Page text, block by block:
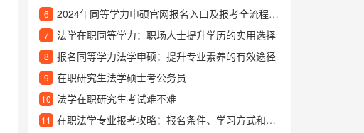
6 2024年同等学力申硕官网报名入口及报考全流程指南
7 法学在职同等学力：职场人士提升学历的实用选择
8 报名同等学力法学申硕：提升专业素养的有效途径
9 在职研究生法学硕士考公务员
10 法学在职研究生考试难不难
11 在职法学专业报考攻略：报名条件、学习方式和就业前景解析